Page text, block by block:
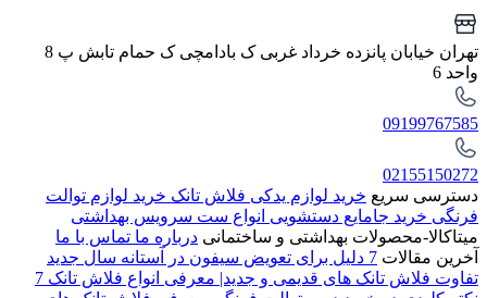
تهران خیابان پانزده خرداد غربی ک بادامچی ک حمام تابش پ 8
واحد 6
09199767585
02155150272
دسترسی سریع خرید لوازم یدکی فلاش تانک خرید لوازم توالت
فرنگی خرید جامایع دستشویی انواع ست سرویس بهداشتی
میتاکالا-محصولات بهداشتی و ساختمانی درباره ما تماس با ما
آخرین مقالات 7 دلیل برای تعویض سیفون در آستانه سال جدید
تفاوت فلاش تانک های قدیمی و جدید| معرفی انواع فلاش تانک 7